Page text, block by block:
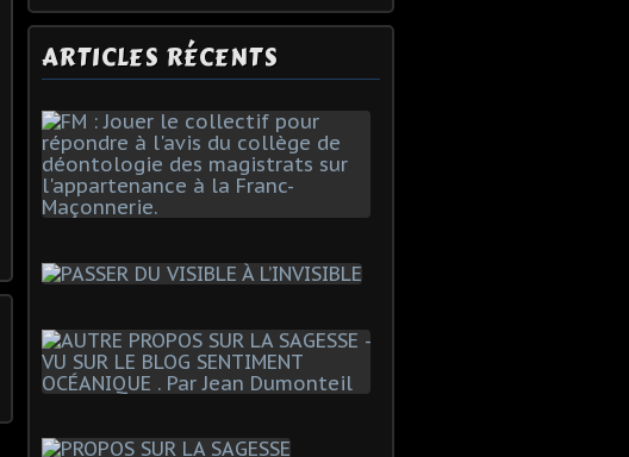
ARTICLES RÉCENTS